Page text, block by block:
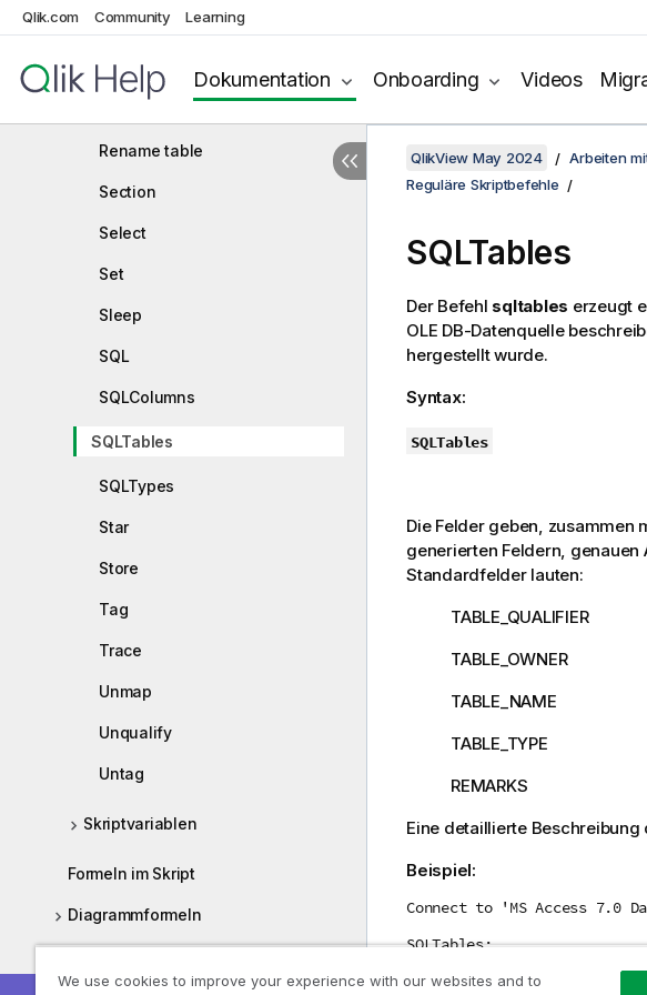
Qlik.com Community Learning
Dokumentation Onboarding Videos
Qualify
Rem
Rename table
Section
Select
Set
Sleep
SQL
SQLColumns
SQLTables
SQLTypes
Star
Store
Tag
Trace
Unmap
Unqualify
Untag
Skriptvariablen
Formeln im Skript
Diagrammformeln
QlikView May 2024 Arbeiten
Reguläre Skriptbefehle
SQLTables
Der Befehl sqltables erzeugt
OLE DB-Datenquelle
hergestellt wurde.
Syntax:
SQLTables
Die Felder geben, zusammen
generierten Feldern, genauen
Standardfelder lauten:
TABLE_QUALIFIER
TABLE_OWNER
TABLE_NAME
TABLE_TYPE
REMARKS
Eine detaillierte
Beispiel:
Connect to 'MS Access 7.0
SQLTables;
We use cookies to improve your experience with our websites and to